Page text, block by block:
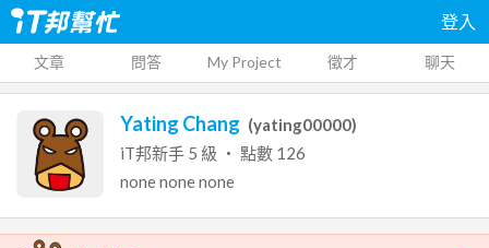
登入
文章 問答 My Project 徵才 聊天
Yating Chang (yating00000)
iT邦新手 5 級 ‧ 點數 126
nonenonenone